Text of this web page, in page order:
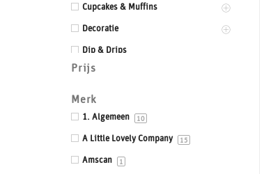
Cupcakes & Muffins
Decoratie
Dip & Drips
Dozen & Dummies
Drums & Boards
Eetbaar kant
Eetbare prints
Fondant, Icing & Marsepein
Prijs
Merk
1. Algemeen 10
A Little Lovely Company 15
Amscan 1